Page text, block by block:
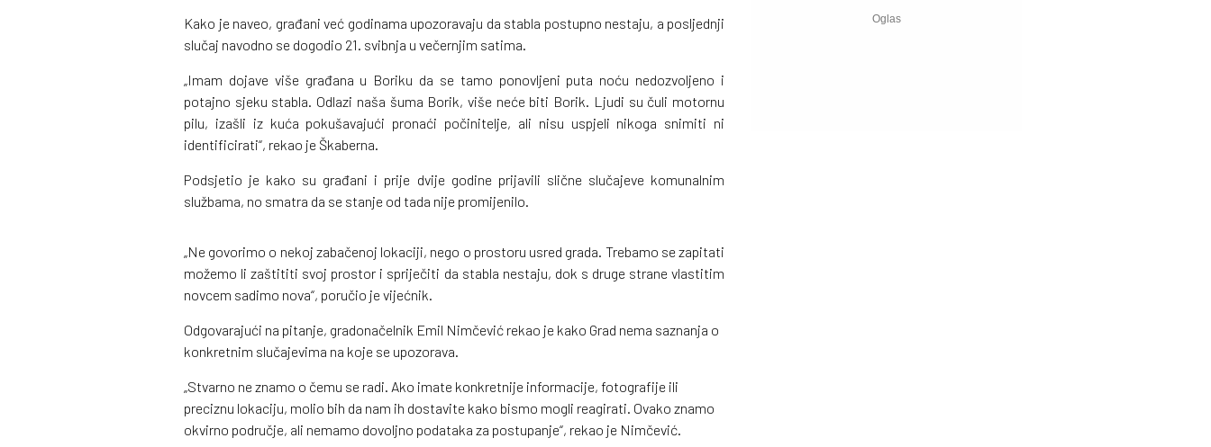
Kako je naveo, građani već godinama upozoravaju da stabla postupno nestaju, a posljednji
slučaj navodno se dogodio 21. svibnja u večernjim satima.
„Imam dojave više građana u Boriku da se tamo ponovljeni puta noću nedozvoljeno i
potajno sjeku stabla. Odlazi naša šuma Borik, više neće biti Borik. Ljudi su čuli motornu
pilu, izašli iz kuća pokušavajući pronaći počinitelje, ali nisu uspjeli nikoga snimiti ni
identificirati“, rekao je Škaberna.
Podsjetio je kako su građani i prije dvije godine prijavili slične slučajeve komunalnim
službama, no smatra da se stanje od tada nije promijenilo.
„Ne govorimo o nekoj zabačenoj lokaciji, nego o prostoru usred grada. Trebamo se zapitati
možemo li zaštititi svoj prostor i spriječiti da stabla nestaju, dok s druge strane vlastitim
novcem sadimo nova“, poručio je vijećnik.
Odgovarajući na pitanje, gradonačelnik Emil Nimčević rekao je kako Grad nema saznanja o
konkretnim slučajevima na koje se upozorava.
„Stvarno ne znamo o čemu se radi. Ako imate konkretnije informacije, fotografije ili
preciznu lokaciju, molio bih da nam ih dostavite kako bismo mogli reagirati. Ovako znamo
okvirno područje, ali nemamo dovoljno podataka za postupanje“, rekao je Nimčević.